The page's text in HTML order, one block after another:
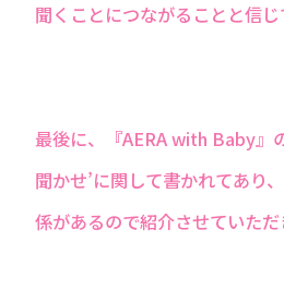
聞くことにつながることと信じ
最後に、『AERA with Baby』
聞かせ’に関して書かれてあり
係があるので紹介させていただ